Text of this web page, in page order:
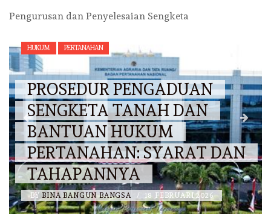
Pengurusan dan Penyelesaian Sengketa
HUKUM PERTANAHAN
PROSEDUR PENGADUAN
SENGKETA TANAH DAN
BANTUAN HUKUM
PERTANAHAN: SYARAT DAN
TAHAPANNYA
BY BINA BANGUN BANGSA / 18 FEBRUARI 2026